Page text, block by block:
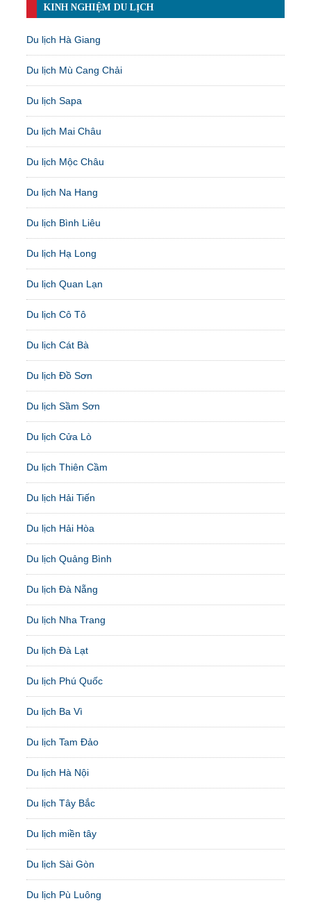
KINH NGHIỆM DU LỊCH
Du lịch Hà Giang
Du lịch Mù Cang Chải
Du lịch Sapa
Du lịch Mai Châu
Du lịch Mộc Châu
Du lịch Na Hang
Du lịch Bình Liêu
Du lịch Hạ Long
Du lịch Quan Lạn
Du lịch Cô Tô
Du lịch Cát Bà
Du lịch Đồ Sơn
Du lịch Sầm Sơn
Du lịch Cửa Lò
Du lịch Thiên Cầm
Du lịch Hải Tiến
Du lịch Hải Hòa
Du lịch Quảng Bình
Du lịch Đà Nẵng
Du lịch Nha Trang
Du lịch Đà Lạt
Du lịch Phú Quốc
Du lịch Ba Vì
Du lịch Tam Đảo
Du lịch Hà Nội
Du lịch Tây Bắc
Du lịch miền tây
Du lịch Sài Gòn
Du lịch Pù Luông